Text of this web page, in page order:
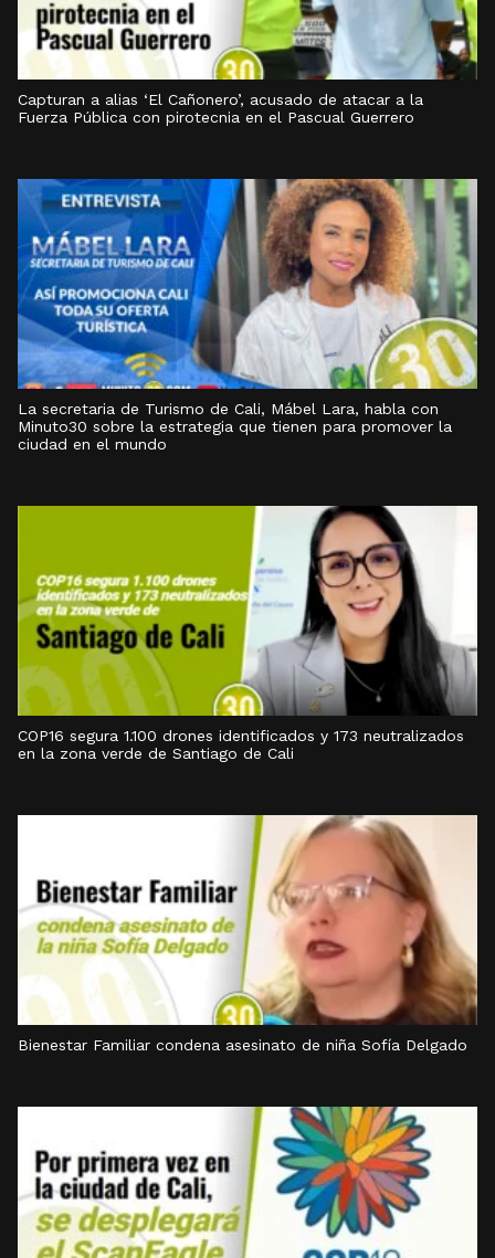
Capturan a alias ‘El Cañonero’, acusado de atacar a la
Fuerza Pública con pirotecnia en el Pascual Guerrero
La secretaria de Turismo de Cali, Mábel Lara, habla con
Minuto30 sobre la estrategia que tienen para promover la
ciudad en el mundo
COP16 segura 1.100 drones identificados y 173 neutralizados
en la zona verde de Santiago de Cali
Bienestar Familiar condena asesinato de niña Sofía Delgado